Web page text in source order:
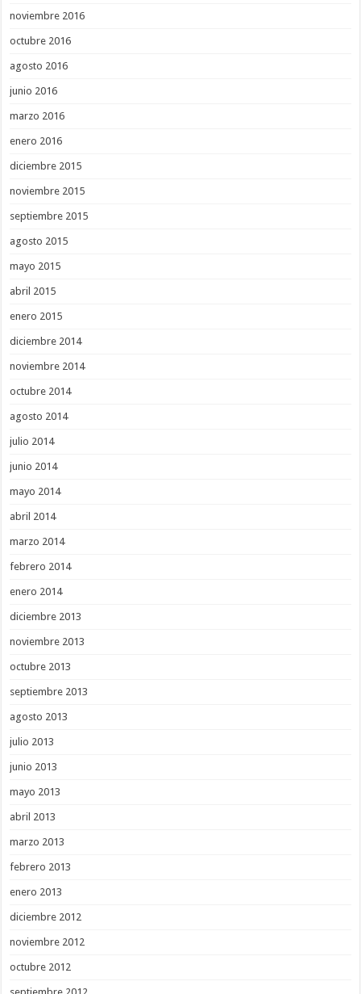
noviembre 2016
octubre 2016
agosto 2016
junio 2016
marzo 2016
enero 2016
diciembre 2015
noviembre 2015
septiembre 2015
agosto 2015
mayo 2015
abril 2015
enero 2015
diciembre 2014
noviembre 2014
octubre 2014
agosto 2014
julio 2014
junio 2014
mayo 2014
abril 2014
marzo 2014
febrero 2014
enero 2014
diciembre 2013
noviembre 2013
octubre 2013
septiembre 2013
agosto 2013
julio 2013
junio 2013
mayo 2013
abril 2013
marzo 2013
febrero 2013
enero 2013
diciembre 2012
noviembre 2012
octubre 2012